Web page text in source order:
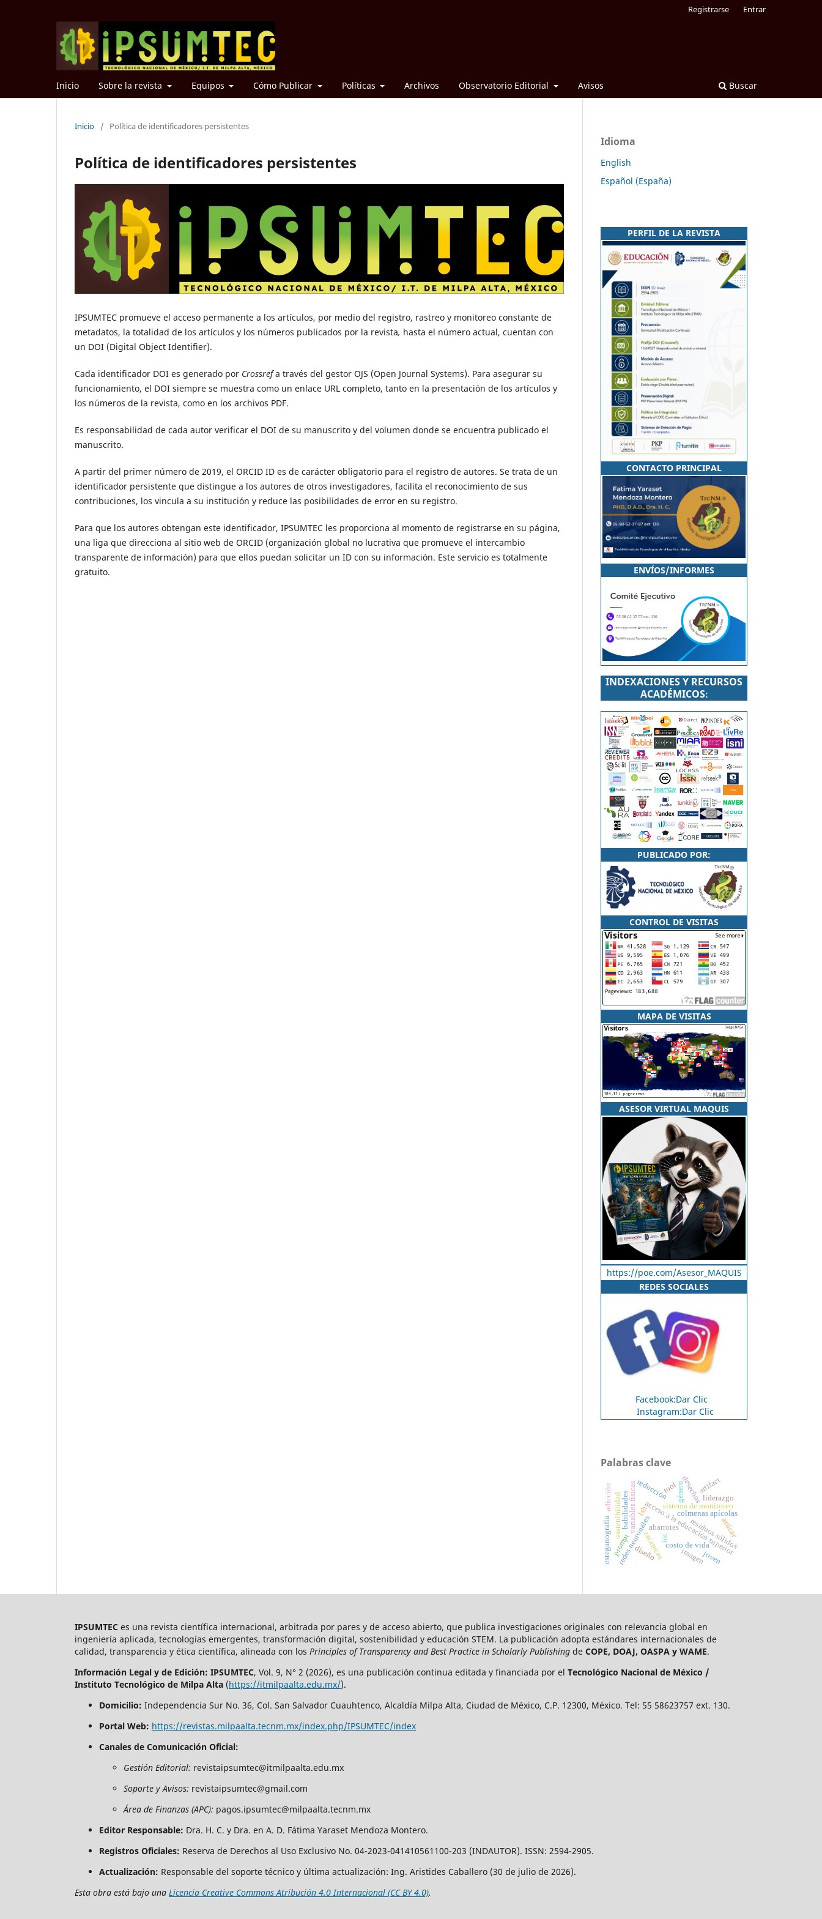
Inicio Sobre la revista Equipos Cómo Publicar Políticas Archivos Observatorio Editorial Avisos Buscar
Registrarse Entrar
Inicio / Política de identificadores persistentes
Política de identificadores persistentes
IPSUMTEC promueve el acceso permanente a los artículos, por medio del registro, rastreo y monitoreo constante de
metadatos, la totalidad de los artículos y los números publicados por la revista, hasta el número actual, cuentan con
un DOI (Digital Object Identifier).
Cada identificador DOI es generado por Crossrefa través del gestor OJS (Open Journal Systems). Para asegurar su
funcionamiento, el DOI siempre se muestra como un enlace URL completo, tanto en la presentación de los artículos y
los números de la revista, como en los archivos PDF.
Es responsabilidad de cada autor verificar el DOI de su manuscrito y del volumen donde se encuentra publicado el
manuscrito.
A partir del primer número de 2019, el ORCID ID es de carácter obligatorio para el registro de autores. Se trata de un
identificador persistente que distingue a los autores de otros investigadores, facilita el reconocimiento de sus
contribuciones, los vincula a su institución y reduce las posibilidades de error en su registro.
Para que los autores obtengan este identificador, IPSUMTEC les proporciona al momento de registrarse en su página,
una liga que direcciona al sitio web de ORCID (organización global no lucrativa que promueve el intercambio
transparente de información) para que ellos puedan solicitar un ID con su información. Este servicio es totalmente
gratuito.
Idioma
English
Español (España)
PERFIL DE LA REVISTA
CONTACTO PRINCIPAL
ENVÍOS/INFORMES
INDEXACIONES Y RECURSOS
ACADÉMICOS:
PUBLICADO POR:
CONTROL DE VISITAS
MAPA DE VISITAS
ASESOR VIRTUAL MAQUIS
https://poe.com/Asesor_MAQUIS
REDES SOCIALES
Facebook:Dar Clic
Instagram:Dar Clic
Palabras clave
acceso a la educación superior
costo de vida
zacatecas
colmenas apícolas
iot
redes neuronales
sistema de monitoreo
variables físicas abarrotes
desechos
reducción
residuos sólidos
género
habilidades
imagen
liderazgo
sostenibilidad azúcar
diseño
esteganografía
lsb
artifact
prompt
tool
adicción
joven
IPSUMTEC es una revista científica internacional, arbitrada por pares y de acceso abierto, que publica investigaciones originales con relevancia global en
ingeniería aplicada, tecnologías emergentes, transformación digital, sostenibilidad y educación STEM. La publicación adopta estándares internacionales de
calidad, transparencia y ética científica, alineada con los Principles of Transparency and Best Practice in Scholarly Publishing de COPE, DOAJ, OASPA y WAME.
Información Legal y de Edición: IPSUMTEC, Vol. 9, N° 2 (2026), es una publicación continua editada y financiada por el Tecnológico Nacional de México /
Instituto Tecnológico de Milpa Alta (https://itmilpaalta.edu.mx/).
Domicilio: Independencia Sur No. 36, Col. San Salvador Cuauhtenco, Alcaldía Milpa Alta, Ciudad de México, C.P. 12300, México. Tel: 55 58623757 ext. 130.
Portal Web: https://revistas.milpaalta.tecnm.mx/index.php/IPSUMTEC/index
Canales de Comunicación Oficial:
Gestión Editorial: revistaipsumtec@itmilpaalta.edu.mx
Soporte y Avisos: revistaipsumtec@gmail.com
Área de Finanzas (APC): pagos.ipsumtec@milpaalta.tecnm.mx
Editor Responsable: Dra. H. C. y Dra. en A. D. Fátima Yaraset Mendoza Montero.
Registros Oficiales: Reserva de Derechos al Uso Exclusivo No. 04-2023-041410561100-203 (INDAUTOR). ISSN: 2594-2905.
Actualización: Responsable del soporte técnico y última actualización: Ing. Aristides Caballero (30 de julio de 2026).
Esta obra está bajo una Licencia Creative Commons Atribución 4.0 Internacional (CC BY 4.0).